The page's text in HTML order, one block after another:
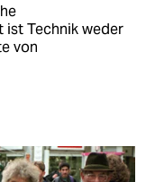
ist Technik weder
von